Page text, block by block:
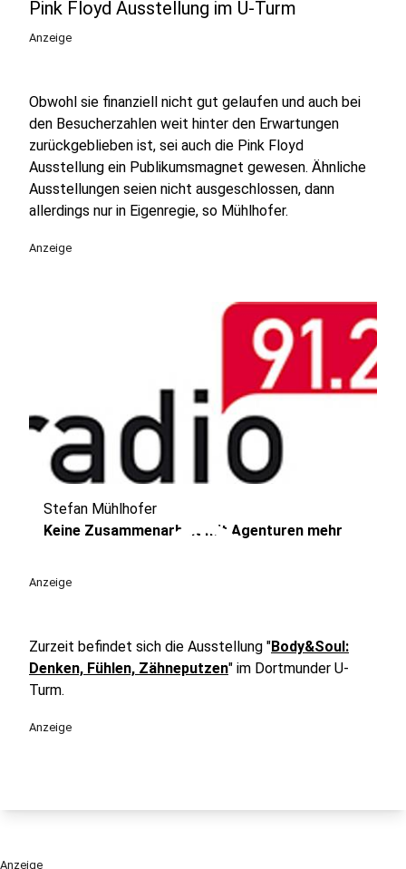
Pink Floyd Ausstellung im U-Turm
Anzeige
Obwohl sie finanziell nicht gut gelaufen und auch bei
den Besucherzahlen weit hinter den Erwartungen
zurückgeblieben ist, sei auch die Pink Floyd
Ausstellung ein Publikumsmagnet gewesen. Ähnliche
Ausstellungen seien nicht ausgeschlossen, dann
allerdings nur in Eigenregie, so Mühlhofer.
Anzeige
play_circle
Stefan Mühlhofer
Keine Zusammenarbeit mit Agenturen mehr
Anzeige
Zurzeit befindet sich die Ausstellung "Body&Soul:
Denken, Fühlen, Zähneputzen" im Dortmunder U-
Turm.
Anzeige
Anzeige